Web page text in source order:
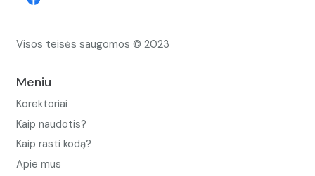
Visos teisės saugomos © 2023
Meniu
Korektoriai
Kaip naudotis?
Kaip rasti kodą?
Apie mus